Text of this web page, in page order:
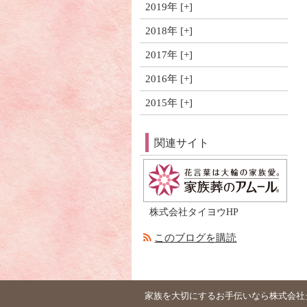
2019年
2018年
2017年
2016年
2015年
関連サイト
株式会社タイヨウHP
このブログを購読
家族を大切にするお手伝いなら株式会社